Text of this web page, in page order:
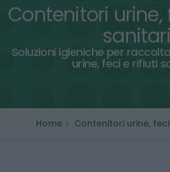
Contenitori urine,
sanitari
Soluzioni igieniche per
urine, feci e rifiuti
Home Contenitori urine,